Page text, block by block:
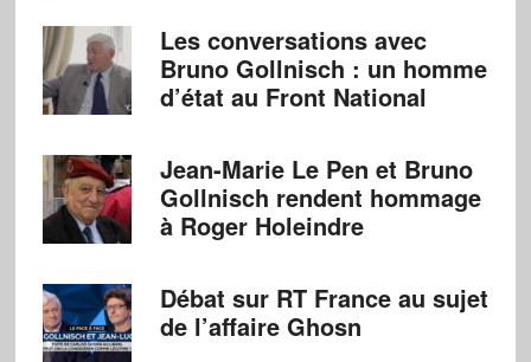
Les conversations avec
Bruno Gollnisch : un homme
d’état au Front National
Jean-Marie Le Pen et Bruno
Gollnisch rendent hommage
à Roger Holeindre
Débat sur RT France au sujet
de l’affaire Ghosn